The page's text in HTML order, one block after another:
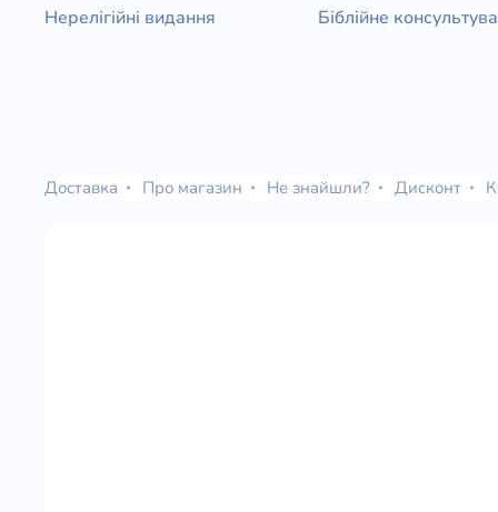
Нерелігійні видання
Біблійне
Доставка Про магазин Не знайшли? Дисконт